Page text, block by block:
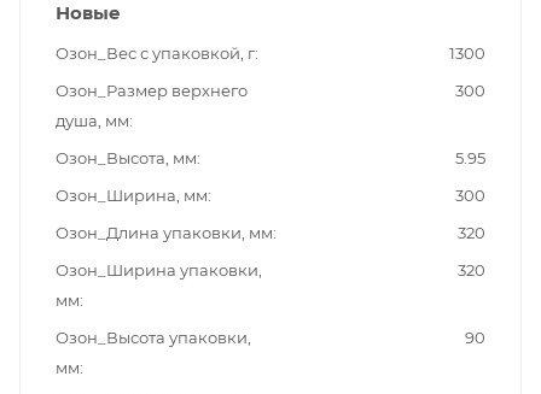
Новые
Озон_Вес с упаковкой, г
1300
Озон_Размер верхнего
душа, мм
300
Озон_Высота, мм
5.95
Озон_Ширина, мм
300
Озон_Длина упаковки, мм
320
Озон_Ширина упаковки,
мм
320
Озон_Высота упаковки,
мм
90